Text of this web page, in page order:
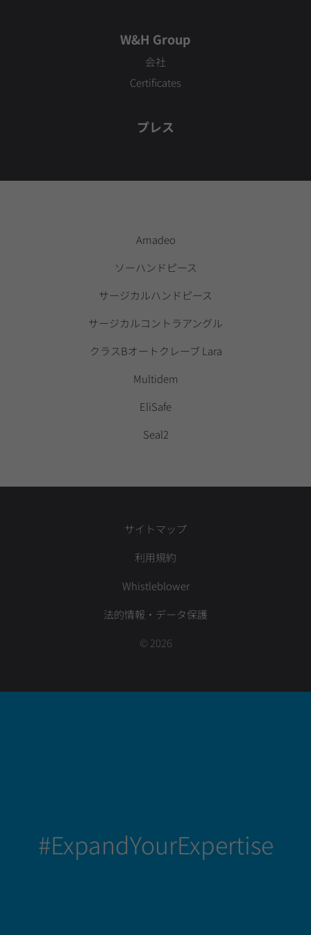
W&H Group
会社
Certificates
プレス
Amadeo
ソーハンドピース
サージカルハンドピース
サージカルコントラアングル
クラスBオートクレーブ Lara
Multidem
EliSafe
Seal2
サイトマップ
利用規約
Whistleblower
法的情報・データ保護
© 2026
#ExpandYourExpertise